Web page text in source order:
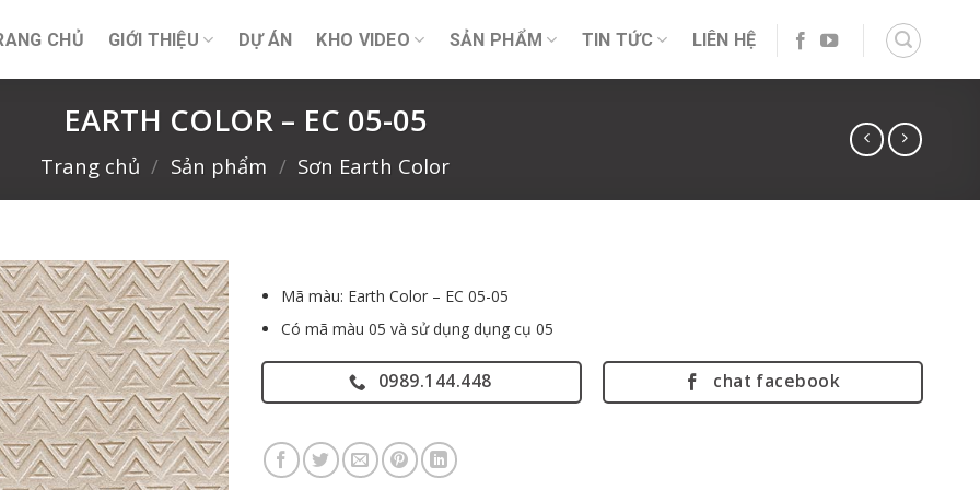
CHỦ GIỚI THIỆU DỰ ÁN KHO VIDEO SẢN PHẨM TIN TỨC LIÊN HỆ
EARTH COLOR – EC 05-05
Trang chủ / Sản phẩm / Sơn Earth Color
Mã màu: Earth Color – EC 05-05
Có mã màu 05 và sử dụng dụng cụ 05
0989.144.448 chat facebook